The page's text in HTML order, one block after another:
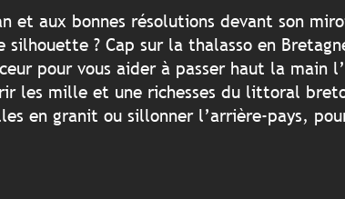
et aux bonnes résolutions devant son
? Cap sur la thalasso en
pour vous aider à passer haut la main
les mille et une richesses du littoral
en granit ou sillonner l’arrière-pays,